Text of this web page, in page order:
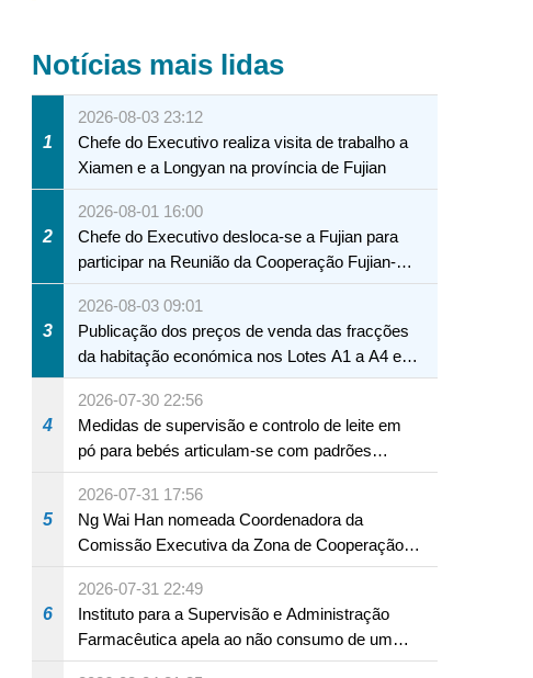
Notícias mais lidas
1
2026-08-03 23:12
Chefe do Executivo realiza visita de trabalho a
Xiamen e a Longyan na província de Fujian
2
2026-08-01 16:00
Chefe do Executivo desloca-se a Fujian para
participar na Reunião da Cooperação Fujian-
Macau
3
2026-08-03 09:01
Publicação dos preços de venda das fracções
da habitação económica nos Lotes A1 a A4 e
A12 da Zona A dos Novos Aterros
4
2026-07-30 22:56
Medidas de supervisão e controlo de leite em
pó para bebés articulam-se com padrões
internacionais Serviços interdepartamentais
envidam esforços para assegurar a saúde dos
bebés e crianças, assim como a segurança
alimentar
5
2026-07-31 17:56
Ng Wai Han nomeada Coordenadora da
Comissão Executiva da Zona de Cooperação
Aprofundada entre Guangdong e Macau em
Hengqin
6
2026-07-31 22:49
Instituto para a Supervisão e Administração
Farmacêutica apela ao não consumo de um
produto com substâncias medicamentosas